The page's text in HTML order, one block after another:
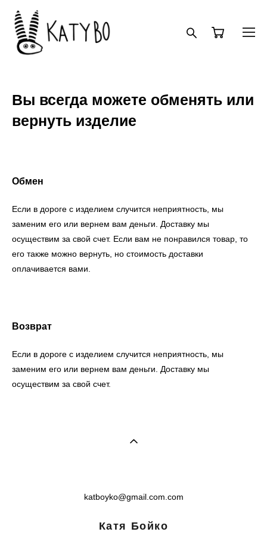
Вы всегда можете обменять или
вернуть изделие
Обмен
Если в дороге с изделием случится неприятность, мы
заменим его или вернем вам деньги. Доставку мы
осуществим за свой счет. Если вам не понравился товар, то
его также можно вернуть, но стоимость доставки
оплачивается вами.
Возврат
Если в дороге с изделием случится неприятность, мы
заменим его или вернем вам деньги. Доставку мы
осуществим за свой счет.
katboyko@gmail.com.com
Катя Бойко